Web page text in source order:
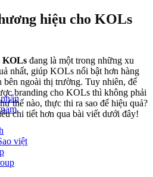
việt
hiệu cho KOLs
KOLs đang là một trong những xu
nhất, giúp KOLs nổi bật hơn hàng
bên ngoài thị trường. Tuy nhiên, để
branding cho KOLs thì không phải
thế nào, thực thi ra sao để hiệu quả?
chi tiết hơn qua bài viết dưới đây!